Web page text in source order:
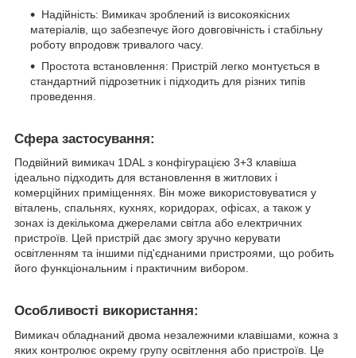
Надійність: Вимикач зроблений із високоякісних
матеріалів, що забезпечує його довговічність і стабільну
роботу впродовж тривалого часу.
Простота встановлення: Пристрій легко монтується в
стандартний підрозетник і підходить для різних типів
проведення.
Сфера застосування:
Подвійний вимикач 1DAL з конфігурацією 3+3 клавіша
ідеально підходить для встановлення в житлових і
комерційних приміщеннях. Він може використовуватися у
віталень, спальнях, кухнях, коридорах, офісах, а також у
зонах із декількома джерелами світла або електричних
пристроїв. Цей пристрій дає змогу зручно керувати
освітленням та іншими під'єднаними пристроями, що робить
його функціональним і практичним вибором.
Особливості використання:
Вимикач обладнаний двома незалежними клавішами, кожна з
яких контролює окрему групу освітлення або пристроїв. Це